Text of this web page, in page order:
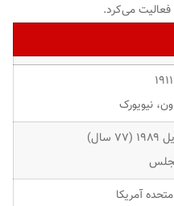
نیویورک
آمریکا